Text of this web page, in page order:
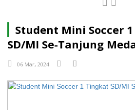
Student Mini Soccer
SD/MI Se-Tanjung
06 Mar, 2024